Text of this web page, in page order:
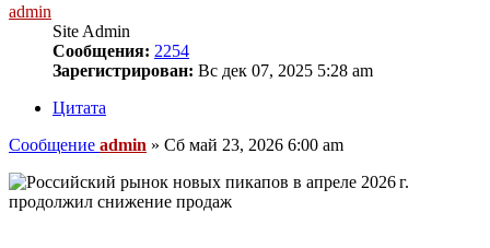
admin
Site Admin
Сообщения: 2254
Зарегистрирован: Вс дек 07, 2025 5:28 am
Цитата
Сообщение admin » Сб май 23, 2026 6:00 am